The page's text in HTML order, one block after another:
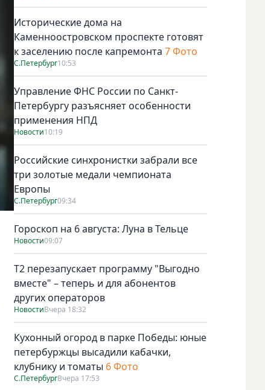
Исторические дома на
Каменноостровском проспекте готовят
к заселению после капремонта 7 Фото
С.Петербург10:53
Управление ФНС России по Санкт-
Петербургу разъясняет особенности
применения НПД
Новости10:19
Российские синхронистки забрали все
три золотые медали чемпионата
Европы
С.Петербург09:34
Гороскоп на 6 августа: Луна в Тельце
Новости09:07
Т2 перезапускает программу "Выгодно
вместе" – теперь и для абонентов
других операторов
НовостиВчера 18:32
Кухонный огород в парке Победы: юные
петербуржцы высадили кабачки,
клубнику и томаты 6 Фото
С.ПетербургВчера 17:53